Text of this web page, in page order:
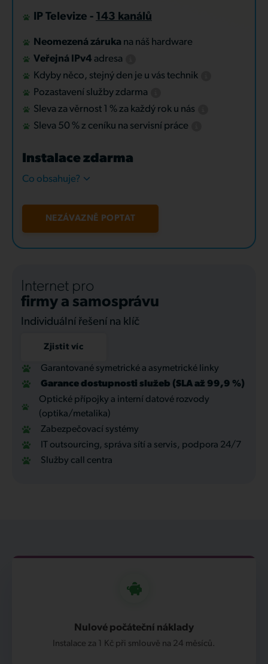
IP Televize - 143 kanálů
Neomezená záruka na náš hardware
Veřejná IPv4 adresa
Kdyby něco, stejný den je u vás technik
Pozastavení služby zdarma
Sleva za věrnost 1 % za každý rok u nás
Sleva 50 % z ceníku na servisní práce
Instalace zdarma
Co obsahuje?
NEZÁVAZNĚ POPTAT
Internet pro
firmy a samosprávu
Individuální řešení na klíč
Zjistit víc
Garantované symetrické a asymetrické linky
Garance dostupnosti služeb (SLA až 99,9 %)
Optické přípojky a interní datové rozvody
(optika/metalika)
Zabezpečovací systémy
IT outsourcing, správa sítí a servis, podpora 24/7
Služby call centra
Nulové počáteční náklady
Instalace za 1 Kč při smlouvě na 24 měsíců.